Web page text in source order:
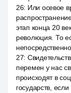
26: Или осевое
этап конца 20
революция. То
непосредственно
27:
перемен у нас
происходят в
государств,